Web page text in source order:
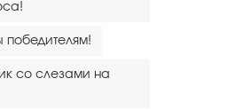
победителям!
со слезами на